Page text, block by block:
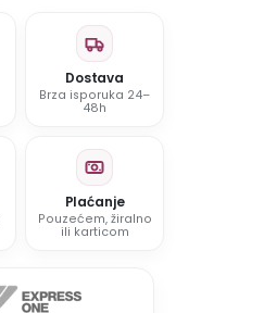
Dostava
Brza isporuka 24–
48h
Plaćanje
Pouzećem, žiralno
ili karticom